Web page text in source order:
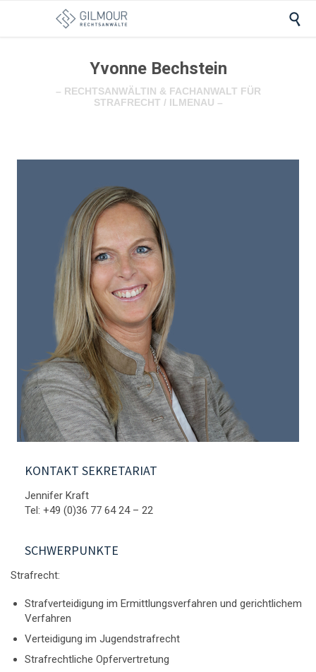

Yvonne Bechstein
– RECHTSANWÄLTIN & FACHANWALT FÜR
STRAFRECHT / ILMENAU –
KONTAKT SEKRETARIAT
Jennifer Kraft
Tel: +49 (0)36 77 64 24 – 22
SCHWERPUNKTE
Strafrecht:
Strafverteidigung im Ermittlungsverfahren und gerichtlichem
Verfahren
Verteidigung im Jugendstrafrecht
Strafrechtliche Opfervertretung